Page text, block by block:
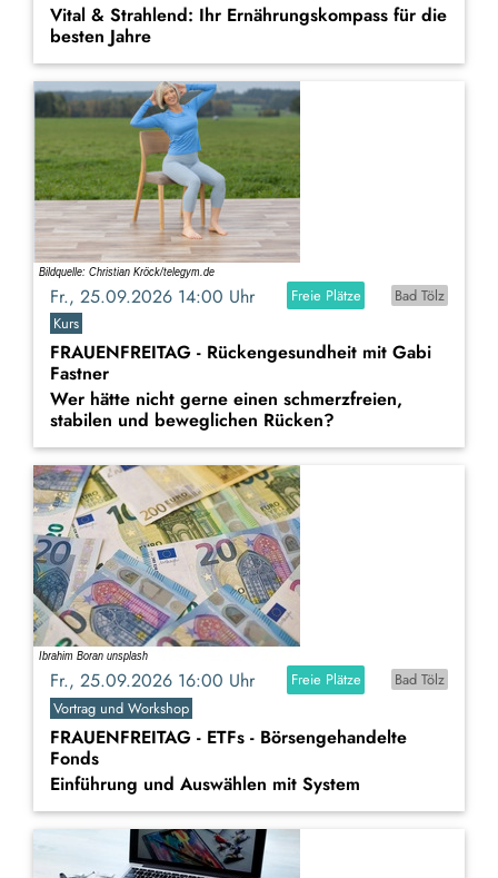
Vital & Strahlend: Ihr Ernährungskompass für die
besten Jahre
Fr., 25.09.2026 14:00 Uhr Freie Plätze
Bad Tölz
Kurs
FRAUENFREITAG - Rückengesundheit mit Gabi
Fastner
Wer hätte nicht gerne einen schmerzfreien,
stabilen und beweglichen Rücken?
Fr., 25.09.2026 16:00 Uhr Freie Plätze
Bad Tölz
Vortrag und Workshop
FRAUENFREITAG - ETFs - Börsengehandelte
Fonds
Einführung und Auswählen mit System